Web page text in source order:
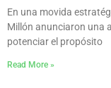
En una movida
Millón anunciaron una
potenciar el propósito
Read More »